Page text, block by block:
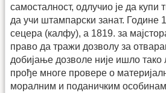
самосталност, одлучио је да купи
да учи штампарски занат. Године
сецера (калфу), а 1819. за
право да тражи дозволу за
добијање дозволе није ишло тако
прође многе провере о
моралним и поданичким